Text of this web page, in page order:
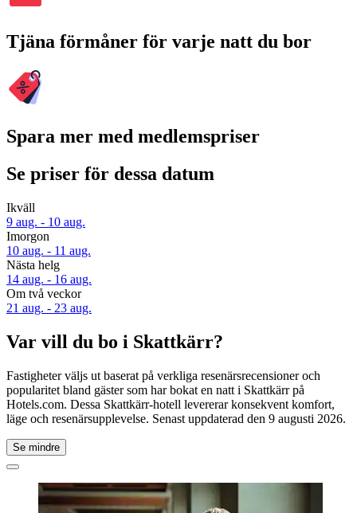
Tjäna förmåner för varje natt du bor
Spara mer med medlemspriser
Se priser för dessa datum
Ikväll
9 aug. - 10 aug.
Imorgon
10 aug. - 11 aug.
Nästa helg
14 aug. - 16 aug.
Om två veckor
21 aug. - 23 aug.
Var vill du bo i Skattkärr?
Fastigheter väljs ut baserat på verkliga resenärsrecensioner och
popularitet bland gäster som har bokat en natt i Skattkärr på
Hotels.com. Dessa Skattkärr-hotell levererar konsekvent komfort,
läge och resenärsupplevelse. Senast uppdaterad den 9 augusti 2026.
Se mindre